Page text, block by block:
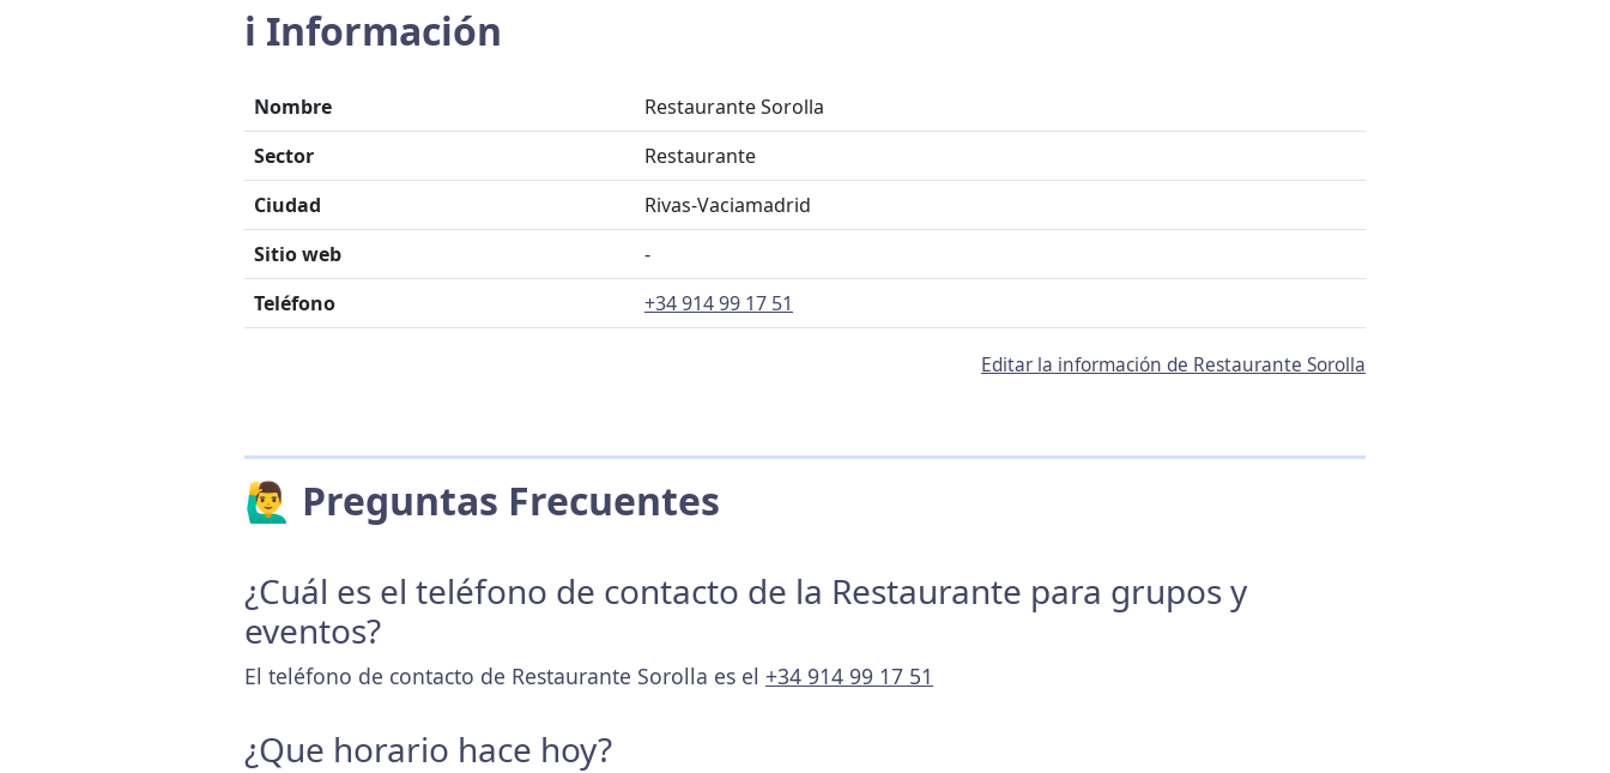
ℹ️ Información
Nombre
Restaurante Sorolla
Sector
Restaurante
Ciudad
Rivas-Vaciamadrid
Sitio web
-
Teléfono
+34 914 99 17 51
Editar la información de Restaurante Sorolla
🙋‍♂️ Preguntas Frecuentes
¿Cuál es el teléfono de contacto de la Restaurante para grupos y
eventos?
El teléfono de contacto de Restaurante Sorolla es el +34 914 99 17 51
¿Que horario hace hoy?